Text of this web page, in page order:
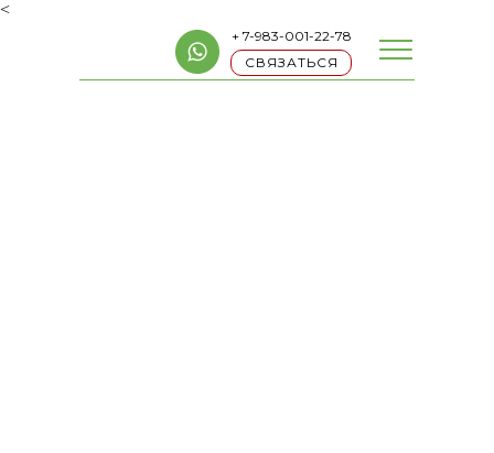
<
+ 7-983-001-22-78
СВЯЗАТЬСЯ